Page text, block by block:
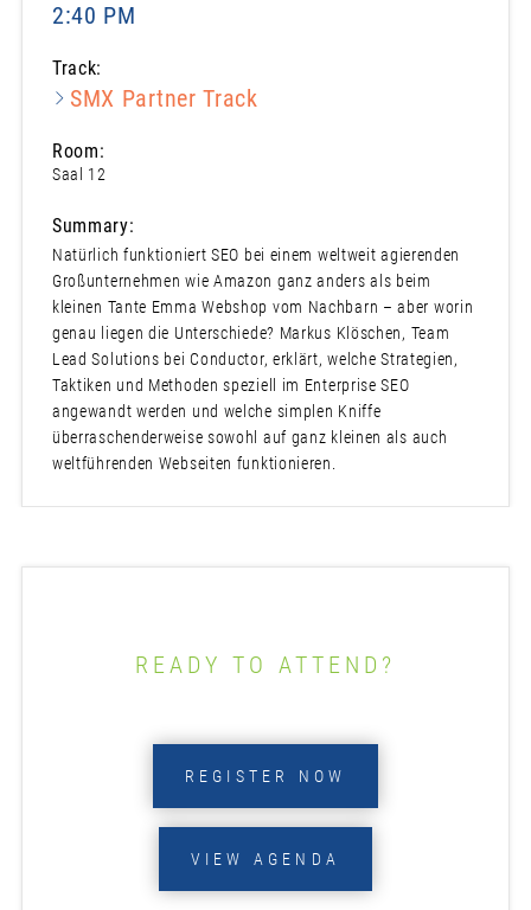
2:40 PM
Track:
SMX Partner Track
Room:
Saal 12
Summary:
Natürlich funktioniert SEO bei einem weltweit agierenden
Großunternehmen wie Amazon ganz anders als beim
kleinen Tante Emma Webshop vom Nachbarn – aber worin
genau liegen die Unterschiede? Markus Klöschen, Team
Lead Solutions bei Conductor, erklärt, welche Strategien,
Taktiken und Methoden speziell im Enterprise SEO
angewandt werden und welche simplen Kniffe
überraschenderweise sowohl auf ganz kleinen als auch
weltführenden Webseiten funktionieren.
READY TO ATTEND?
REGISTER NOW
VIEW AGENDA